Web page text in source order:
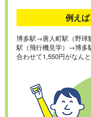
例えば
博多駅→唐人町駅（野
駅（飛行機見学）→博多
合わせて1,550円がなん